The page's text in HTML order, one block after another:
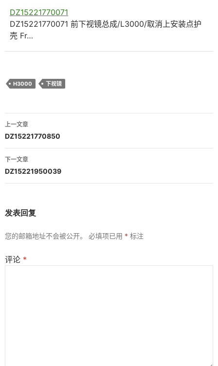
DZ15221770071
DZ15221770071 前下视镜总成/L3000/取消上安装点护
壳 Fr…
H3000 下视镜
文
章
导
航
上一文章
DZ15221770850
下一文章
DZ15221950039
发表回复
您的邮箱地址不会被公开。 必填项已用 * 标注
评论 *